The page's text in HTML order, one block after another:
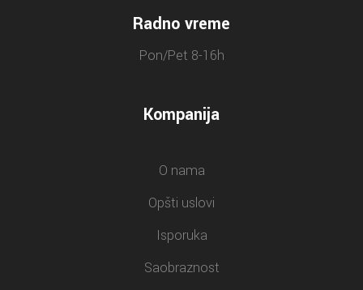
Radno vreme
Pon/Pet 8-16h
Kompanija
O nama
Opšti uslovi
Isporuka
Saobraznost